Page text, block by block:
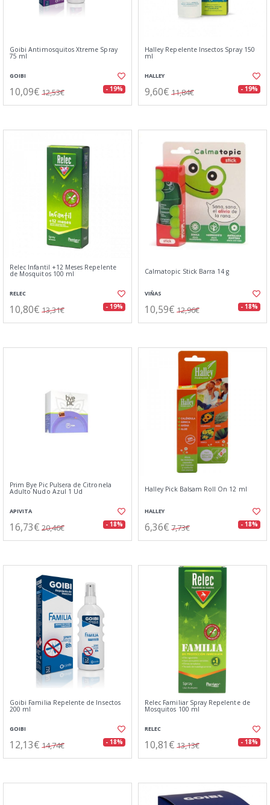
Goibi Antimosquitos Xtreme Spray
75 ml
GOIBI
10,09€ 12,53€ - 19%
Halley Repelente Insectos Spray 150
ml
HALLEY
9,60€ 11,84€ - 19%
Relec Infantil +12 Meses Repelente
de Mosquitos 100 ml
RELEC
10,80€ 13,31€ - 19%
Calmatopic Stick Barra 14 g
VIÑAS
10,59€ 12,96€ - 18%
Prim Bye Pic Pulsera de Citronela
Adulto Nudo Azul 1 Ud
APIVITA
16,73€ 20,46€ - 18%
Halley Pick Balsam Roll On 12 ml
HALLEY
6,36€ 7,73€ - 18%
Goibi Familia Repelente de Insectos
200 ml
GOIBI
12,13€ 14,74€ - 18%
Relec Familiar Spray Repelente de
Mosquitos 100 ml
RELEC
10,81€ 13,13€ - 18%